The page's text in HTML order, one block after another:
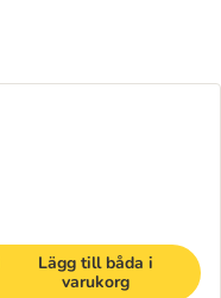
Lägg till båda i
varukorg